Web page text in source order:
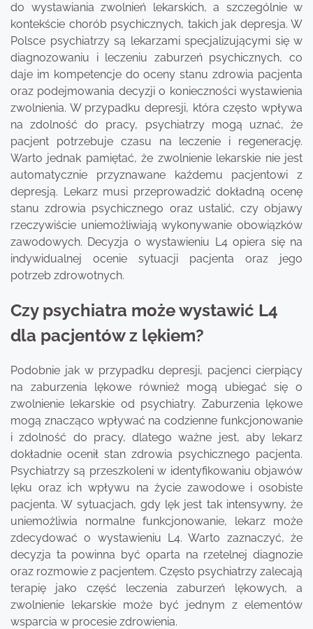
do wystawiania zwolnień lekarskich, a szczególnie w
kontekście chorób psychicznych, takich jak depresja. W
Polsce psychiatrzy są lekarzami specjalizującymi się w
diagnozowaniu i leczeniu zaburzeń psychicznych, co
daje im kompetencje do oceny stanu zdrowia pacjenta
oraz podejmowania decyzji o konieczności wystawienia
zwolnienia. W przypadku depresji, która często wpływa
na zdolność do pracy, psychiatrzy mogą uznać, że
pacjent potrzebuje czasu na leczenie i regenerację.
Warto jednak pamiętać, że zwolnienie lekarskie nie jest
automatycznie przyznawane każdemu pacjentowi z
depresją. Lekarz musi przeprowadzić dokładną ocenę
stanu zdrowia psychicznego oraz ustalić, czy objawy
rzeczywiście uniemożliwiają wykonywanie obowiązków
zawodowych. Decyzja o wystawieniu L4 opiera się na
indywidualnej ocenie sytuacji pacjenta oraz jego
potrzeb zdrowotnych.
Czy psychiatra może wystawić L4
dla pacjentów z lękiem?
Podobnie jak w przypadku depresji, pacjenci cierpiący
na zaburzenia lękowe również mogą ubiegać się o
zwolnienie lekarskie od psychiatry. Zaburzenia lękowe
mogą znacząco wpływać na codzienne funkcjonowanie
i zdolność do pracy, dlatego ważne jest, aby lekarz
dokładnie ocenił stan zdrowia psychicznego pacjenta.
Psychiatrzy są przeszkoleni w identyfikowaniu objawów
lęku oraz ich wpływu na życie zawodowe i osobiste
pacjenta. W sytuacjach, gdy lęk jest tak intensywny, że
uniemożliwia normalne funkcjonowanie, lekarz może
zdecydować o wystawieniu L4. Warto zaznaczyć, że
decyzja ta powinna być oparta na rzetelnej diagnozie
oraz rozmowie z pacjentem. Często psychiatrzy zalecają
terapię jako część leczenia zaburzeń lękowych, a
zwolnienie lekarskie może być jednym z elementów
wsparcia w procesie zdrowienia.